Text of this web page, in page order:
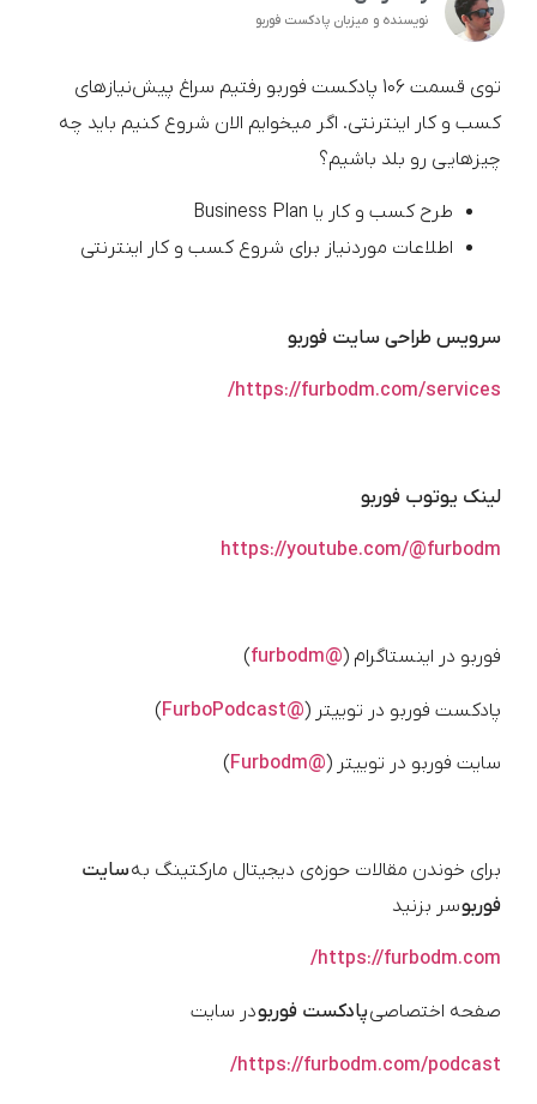
نویسنده و میزبان پادکست فوربو
توی قسمت 106 پادکست فوربو رفتیم سراغ پیش‌نیازهای
کسب و کار اینترنتی. اگر میخوایم الان شروع کنیم باید چه
چیزهایی رو بلد باشیم؟
طرح کسب و کار یا Business Plan
اطلاعات موردنیاز برای شروع کسب و کار اینترنتی
سرویس طراحی سایت فوربو
https://furbodm.com/services/
لینک یوتوب فوربو
https://youtube.com/@furbodm
فوربو در اینستاگرام (@furbodm
)
پادکست فوربو در توییتر (@FurboPodcast
)
سایت فوربو در توییتر (@Furbodm
)
برای خوندن مقالات حوزه‌ی دیجیتال مارکتینگ بهسایت
فوربوسر بزنید
https://furbodm.com/
صفحه اختصاصیپادکست فوربودر سایت
https://furbodm.com/podcast/